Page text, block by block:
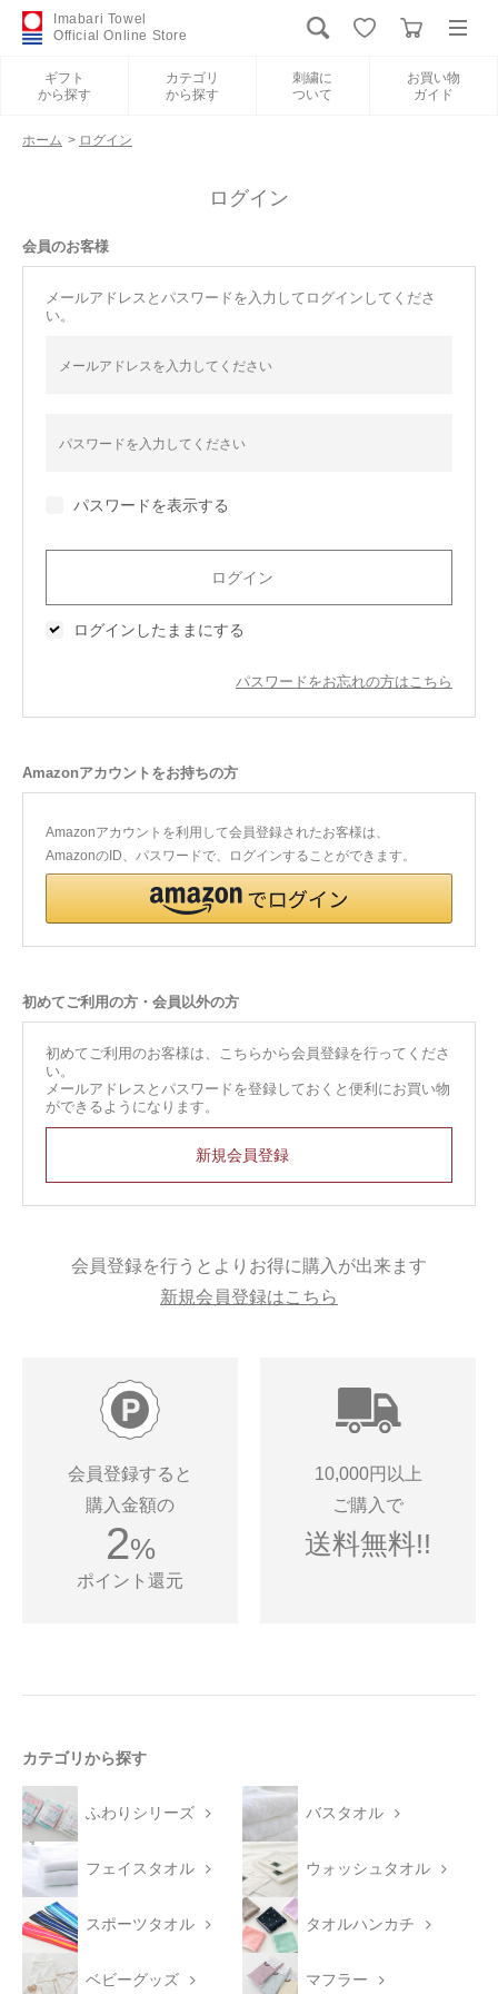
Imabari Towel
Official Online Store
ギフト
から探す
カテゴリ
から探す
刺繍に
ついて
お買い物
ガイド
新規会員登録
カテゴリから探す
刺繍について
今治タオルについて
会員サービス
規約
お問い合わせ
ホーム > ログイン
ログイン
会員のお客様
メールアドレスとパスワードを入力してログインしてくださ
い。
パスワードを表示する
ログインしたままにする
パスワードをお忘れの方はこちら
Amazonアカウントをお持ちの方
Amazonアカウントを利用して会員登録されたお客様は、
AmazonのID、パスワードで、ログインすることができます。
初めてご利用の方・会員以外の方
初めてご利用のお客様は、こちらから会員登録を行ってくださ
い。
メールアドレスとパスワードを登録しておくと便利にお買い物
ができるようになります。
会員登録を行うとよりお得に購入が出来ます
新規会員登録はこちら
会員登録すると
購入金額の
2%
ポイント還元
10,000円以上
ご購入で
送料無料!!
カテゴリから探す
ふわりシリーズ バスタオル
フェイスタオル ウォッシュタオル
スポーツタオル タオルハンカチ
ベビーグッズ マフラー